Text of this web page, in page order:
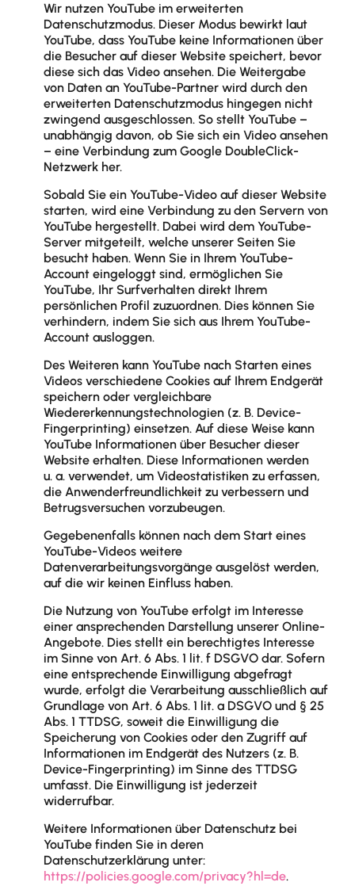
Wir nutzen YouTube im erweiterten
Datenschutzmodus. Dieser Modus bewirkt laut
YouTube, dass YouTube keine Informationen über
die Besucher auf dieser Website speichert, bevor
diese sich das Video ansehen. Die Weitergabe
von Daten an YouTube-Partner wird durch den
erweiterten Datenschutzmodus hingegen nicht
zwingend ausgeschlossen. So stellt YouTube –
unabhängig davon, ob Sie sich ein Video ansehen
– eine Verbindung zum Google DoubleClick-
Netzwerk her.
Sobald Sie ein YouTube-Video auf dieser Website
starten, wird eine Verbindung zu den Servern von
YouTube hergestellt. Dabei wird dem YouTube-
Server mitgeteilt, welche unserer Seiten Sie
besucht haben. Wenn Sie in Ihrem YouTube-
Account eingeloggt sind, ermöglichen Sie
YouTube, Ihr Surfverhalten direkt Ihrem
persönlichen Profil zuzuordnen. Dies können Sie
verhindern, indem Sie sich aus Ihrem YouTube-
Account ausloggen.
Des Weiteren kann YouTube nach Starten eines
Videos verschiedene Cookies auf Ihrem Endgerät
speichern oder vergleichbare
Wiedererkennungstechnologien (z. B. Device-
Fingerprinting) einsetzen. Auf diese Weise kann
YouTube Informationen über Besucher dieser
Website erhalten. Diese Informationen werden
u. a. verwendet, um Videostatistiken zu erfassen,
die Anwenderfreundlichkeit zu verbessern und
Betrugsversuchen vorzubeugen.
Gegebenenfalls können nach dem Start eines
YouTube-Videos weitere
Datenverarbeitungsvorgänge ausgelöst werden,
auf die wir keinen Einfluss haben.
Die Nutzung von YouTube erfolgt im Interesse
einer ansprechenden Darstellung unserer Online-
Angebote. Dies stellt ein berechtigtes Interesse
im Sinne von Art. 6 Abs. 1 lit. f DSGVO dar. Sofern
eine entsprechende Einwilligung abgefragt
wurde, erfolgt die Verarbeitung ausschließlich auf
Grundlage von Art. 6 Abs. 1 lit. a DSGVO und § 25
Abs. 1 TTDSG, soweit die Einwilligung die
Speicherung von Cookies oder den Zugriff auf
Informationen im Endgerät des Nutzers (z. B.
Device-Fingerprinting) im Sinne des TTDSG
umfasst. Die Einwilligung ist jederzeit
widerrufbar.
Weitere Informationen über Datenschutz bei
YouTube finden Sie in deren
Datenschutzerklärung unter:
https://policies.google.com/privacy?hl=de.